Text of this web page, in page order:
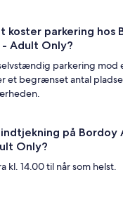
koster parkering hos
- Adult Only?
parkering mod
et begrænset antal
på Bordoy
Only?
kl. 14.00 til når som helst.